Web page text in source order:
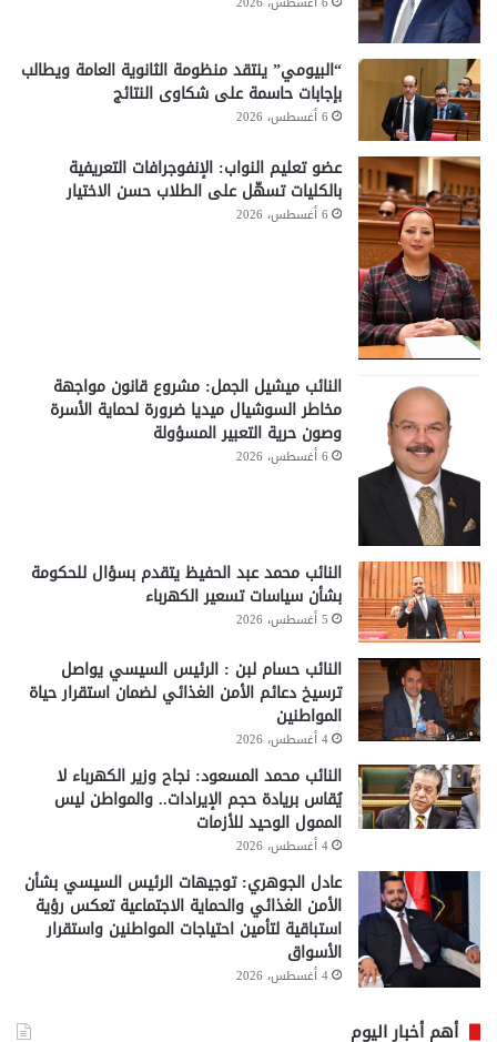
“البيومي” ينتقد منظومة الثانوية العامة ويطالب
بإجابات حاسمة على شكاوى النتائج
6 أغسطس، 2026
عضو تعليم النواب: الإنفوجرافات التعريفية
بالكليات تسهّل على الطلاب حسن الاختيار
6 أغسطس، 2026
النائب ميشيل الجمل: مشروع قانون مواجهة
مخاطر السوشيال ميديا ضرورة لحماية الأسرة
وصون حرية التعبير المسؤولة
6 أغسطس، 2026
النائب محمد عبد الحفيظ يتقدم بسؤال للحكومة
بشأن سياسات تسعير الكهرباء
5 أغسطس، 2026
النائب حسام لبن : الرئيس السيسي يواصل
ترسيخ دعائم الأمن الغذائي لضمان استقرار حياة
المواطنين
4 أغسطس، 2026
النائب محمد المسعود: نجاح وزير الكهرباء لا
يُقاس بريادة حجم الإيرادات.. والمواطن ليس
الممول الوحيد للأزمات
4 أغسطس، 2026
عادل الجوهري: توجيهات الرئيس السيسي بشأن
الأمن الغذائي والحماية الاجتماعية تعكس رؤية
استباقية لتأمين احتياجات المواطنين واستقرار
الأسواق
4 أغسطس، 2026
أهم أخبار اليوم